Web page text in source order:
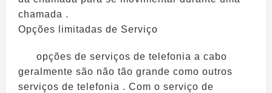
chamada .
Opções limitadas de Serviço
opções de serviços de telefonia a cabo
geralmente são não tão grande como outros
serviços de telefonia . Com o serviço de